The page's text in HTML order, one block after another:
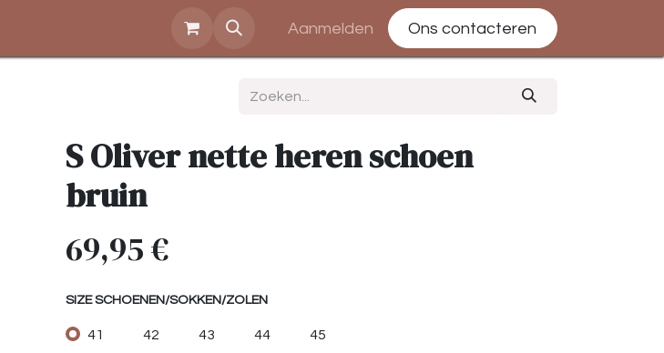
Shop Aanmelden Ons contacteren
S Oliver nette heren schoen
bruin
69,95€
SIZE SCHOENEN/SOKKEN/ZOLEN
41 42 43 44 45